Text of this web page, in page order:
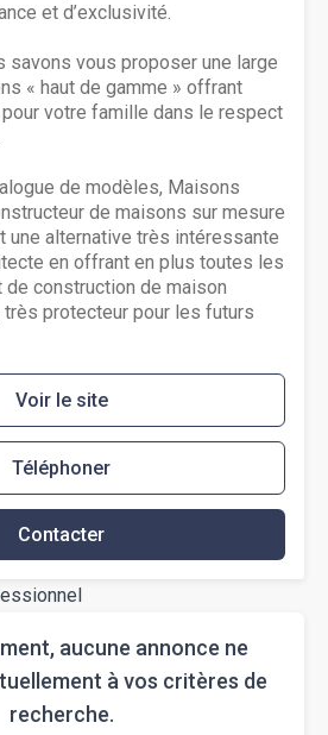
et d’exclusivité.
savons vous proposer une large
« haut de gamme » offrant
votre famille dans le respect
de modèles, Maisons
de maisons sur mesure
une alternative très intéressante
en offrant en plus toutes les
de construction de maison
très protecteur pour les futurs
Voir le site
Téléphoner
Contacter
aucune annonce ne
à vos critères de
recherche.